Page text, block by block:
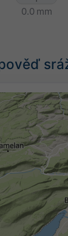
0.0 mm